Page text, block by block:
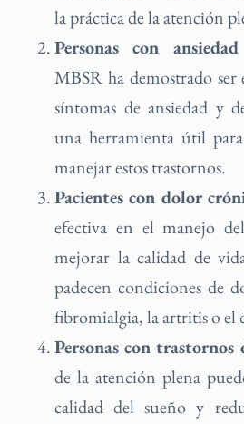
la práctica de la atención
Personas con
MBSR ha demostrado
síntomas de ansiedad y
una herramienta útil
manejar estos trastornos.
Pacientes con dolor
efectiva en el manejo
mejorar la calidad de
padecen condiciones de
fibromialgia, la artritis o el
Personas con trastornos
de la atención plena
calidad del sueño y